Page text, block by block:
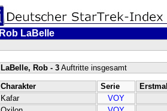
Rob LaBelle
LaBelle, Rob - 3Auftritte insgesamt
Charakter Serie
Kafar
VOY